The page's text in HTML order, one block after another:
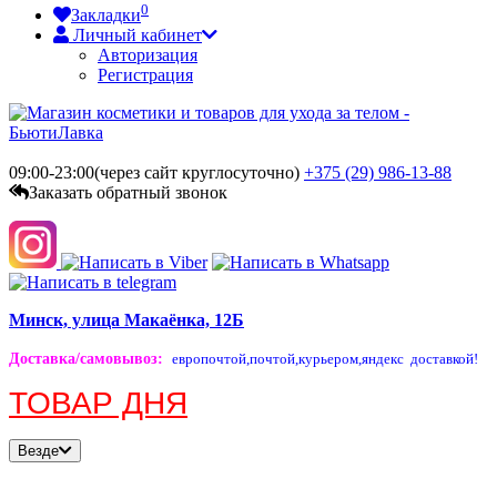
Закладки0
Личный кабинет
Авторизация
Регистрация
09:00-23:00(через сайт круглосуточно) +375 (29) 986-13-88
Заказать обратный звонок
Минск, улица Макаёнка, 12Б
Доставка/самовывоз: европочтой,почтой,курьером,яндекс доставкой!
ТОВАР ДНЯ
Везде